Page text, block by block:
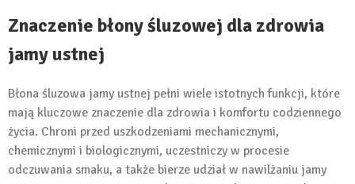
Znaczenie błony śluzowej dla zdrowia
jamy ustnej
Błona śluzowa jamy ustnej pełni wiele istotnych funkcji, które
mają kluczowe znaczenie dla zdrowia i komfortu codziennego
życia. Chroni przed uszkodzeniami mechanicznymi,
chemicznymi i biologicznymi, uczestniczy w procesie
odczuwania smaku, a także bierze udział w nawilżaniu jamy